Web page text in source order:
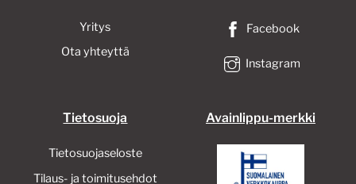
Yritys
Ota yhteyttä
Facebook
Instagram
Tietosuoja
Tietosuojaseloste
Tilaus- ja toimitusehdot
Avainlippu-merkki